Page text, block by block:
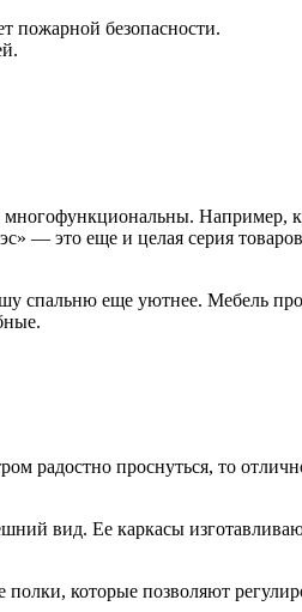
пожарной безопасности.
Например,
— это еще и целая серия
спальню еще уютнее. Мебель
радостно проснуться, то
вид. Ее каркасы
которые позволяют